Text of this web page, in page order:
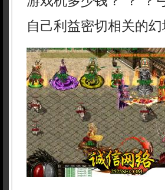
自己利益密切相关的幻